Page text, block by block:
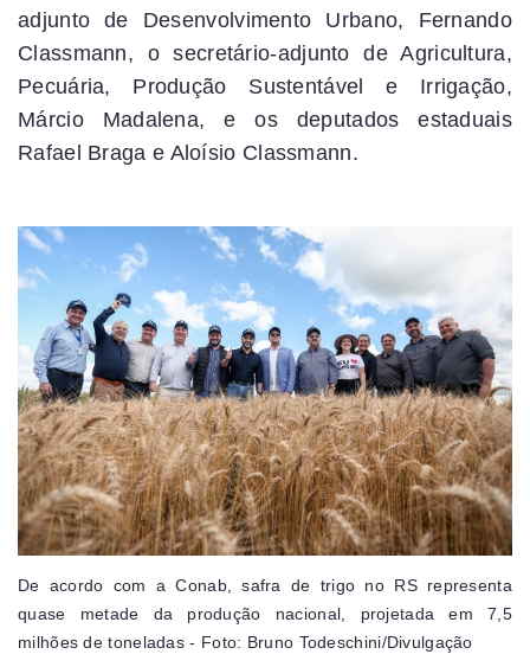
adjunto de Desenvolvimento Urbano, Fernando
Classmann, o secretário-adjunto de Agricultura,
Pecuária, Produção Sustentável e Irrigação,
Márcio Madalena, e os deputados estaduais
Rafael Braga e Aloísio Classmann.
De acordo com a Conab, safra de trigo no RS representa
quase metade da produção nacional, projetada em 7,5
milhões de toneladas - Foto: Bruno Todeschini/Divulgação